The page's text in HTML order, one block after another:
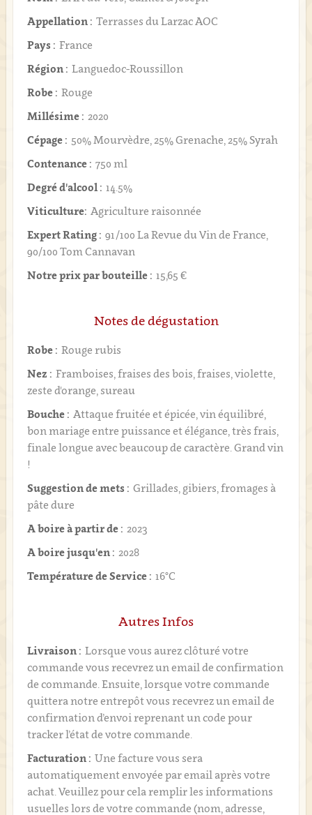
Appellation : Terrasses du Larzac AOC
Pays : France
Région : Languedoc-Roussillon
Robe : Rouge
Millésime : 2020
Cépage : 50% Mourvèdre, 25% Grenache, 25% Syrah
Contenance : 750 ml
Degré d'alcool : 14.5%
Viticulture: Agriculture raisonnée
Expert Rating : 91/100 La Revue du Vin de France,
90/100 Tom Cannavan
Notre prix par bouteille : 15,65 €
Notes de dégustation
Robe : Rouge rubis
Nez : Framboises, fraises des bois, fraises, violette,
zeste d'orange, sureau
Bouche : Attaque fruitée et épicée, vin équilibré,
bon mariage entre puissance et élégance, très frais,
finale longue avec beaucoup de caractère. Grand vin
!
Suggestion de mets : Grillades, gibiers, fromages à
pâte dure
A boire à partir de : 2023
A boire jusqu'en : 2028
Température de Service : 16°C
Autres Infos
Livraison : Lorsque vous aurez clôturé votre
commande vous recevrez un email de confirmation
de commande. Ensuite, lorsque votre commande
quittera notre entrepôt vous recevrez un email de
confirmation d’envoi reprenant un code pour
tracker l’état de votre commande.
Facturation : Une facture vous sera
automatiquement envoyée par email après votre
achat. Veuillez pour cela remplir les informations
usuelles lors de votre commande (nom, adresse,